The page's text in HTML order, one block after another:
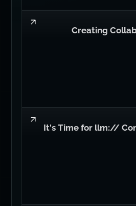
Creating
It's Time for llm://